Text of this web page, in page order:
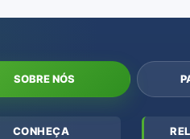
SOBRE NÓS
CONHEÇA